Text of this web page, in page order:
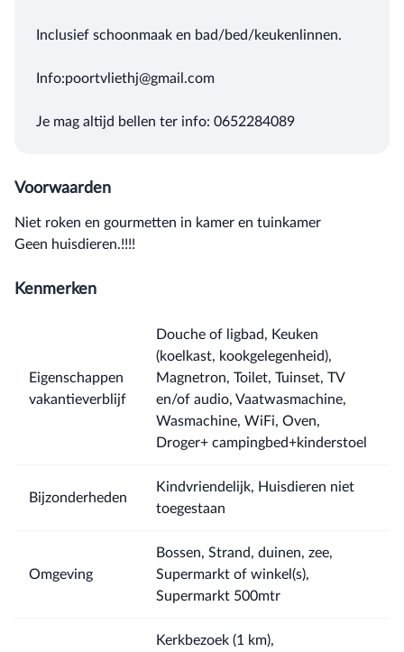
Inclusief schoonmaak en bad/bed/keukenlinnen.
Info:poortvliethj@gmail.com
Je mag altijd bellen ter info: 0652284089
Voorwaarden
Niet roken en gourmetten in kamer en tuinkamer
Geen huisdieren.!!!!
Kenmerken
Eigenschappen
vakantieverblijf
Douche of ligbad, Keuken
(koelkast, kookgelegenheid),
Magnetron, Toilet, Tuinset, TV
en/of audio, Vaatwasmachine,
Wasmachine, WiFi, Oven,
Droger+ campingbed+kinderstoel
Bijzonderheden
Kindvriendelijk, Huisdieren niet
toegestaan
Omgeving
Bossen, Strand, duinen, zee,
Supermarkt of winkel(s),
Supermarkt 500mtr
Kerkbezoek (1 km),